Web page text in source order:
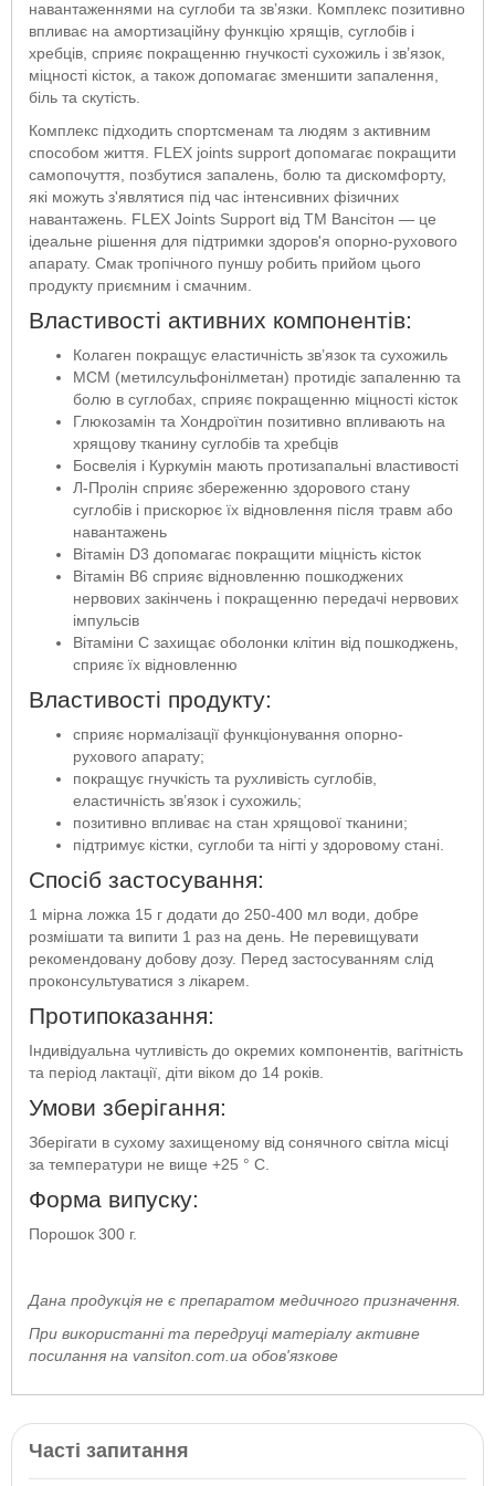
навантаженнями на суглоби та зв’язки. Комплекс позитивно
впливає на амортизаційну функцію хрящів, суглобів і
хребців, сприяє покращенню гнучкості сухожиль і зв’язок,
міцності кісток, а також допомагає зменшити запалення,
біль та скутість.
Комплекс підходить спортсменам та людям з активним
способом життя. FLEX joints support допомагає покращити
самопочуття, позбутися запалень, болю та дискомфорту,
які можуть з'являтися під час інтенсивних фізичних
навантажень. FLEX Joints Support від ТМ Вансітон — це
ідеальне рішення для підтримки здоров'я опорно-рухового
апарату. Смак тропічного пуншу робить прийом цього
продукту приємним і смачним.
Властивості активних компонентів:
Колаген покращує еластичність зв’язок та сухожиль
МСМ (метилсульфонілметан) протидіє запаленню та
болю в суглобах, сприяє покращенню міцності кісток
Глюкозамін та Хондроїтин позитивно впливають на
хрящову тканину суглобів та хребців
Босвелія і Куркумін мають протизапальні властивості
Л-Пролін сприяє збереженню здорового стану
суглобів і прискорює їх відновлення після травм або
навантажень
Вітамін D3 допомагає покращити міцність кісток
Вітамін B6 сприяє відновленню пошкоджених
нервових закінчень і покращенню передачі нервових
імпульсів
Вітаміни C захищає оболонки клітин від пошкоджень,
сприяє їх відновленню
Властивості продукту:
сприяє нормалізації функціонування опорно-
рухового апарату;
покращує гнучкість та рухливість суглобів,
еластичність зв’язок і сухожиль;
позитивно впливає на стан хрящової тканини;
підтримує кістки, суглоби та нігті у здоровому стані.
Спосіб застосування:
1 мірна ложка 15 г додати до 250-400 мл води, добре
розмішати та випити 1 раз на день. Не перевищувати
рекомендовану добову дозу. Перед застосуванням слід
проконсультуватися з лікарем.
Протипоказання:
Індивідуальна чутливість до окремих компонентів, вагітність
та період лактації, діти віком до 14 років.
Умови зберігання:
Зберігати в сухому захищеному від сонячного світла місці
за температури не вище +25 ° С.
Форма випуску:
Порошок 300 г.
Дана продукція не є препаратом медичного призначення.
При використанні та передруці матеріалу активне
посилання на vansiton.com.ua обов'язкове
Часті запитання